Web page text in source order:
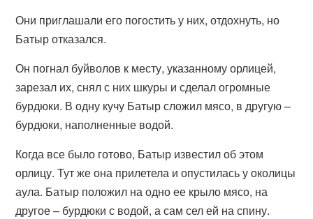
Они приглашали его погостить у них, отдохнуть, но
Батыр отказался.
Он погнал буйволов к месту, указанному орлицей,
зарезал их, снял с них шкуры и сделал огромные
бурдюки. В одну кучу Батыр сложил мясо, в другую –
бурдюки, наполненные водой.
Когда все было готово, Батыр известил об этом
орлицу. Тут же она прилетела и опустилась у околицы
аула. Батыр положил на одно ее крыло мясо, на
другое – бурдюки с водой, а сам сел ей на спину.